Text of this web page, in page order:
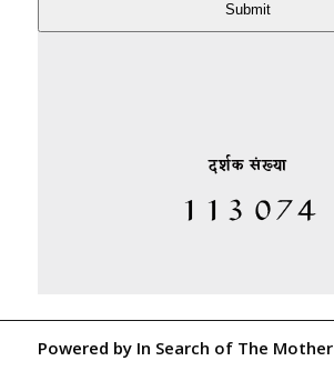
Submit
दर्शक संख्या
Powered by In Search of The Mother